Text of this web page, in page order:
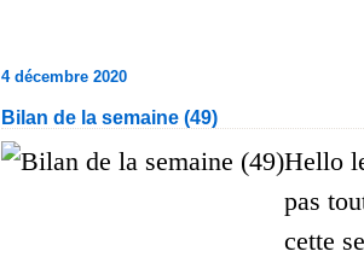
4 décembre 2020
Bilan de la semaine (49)
Hello
pas
cette